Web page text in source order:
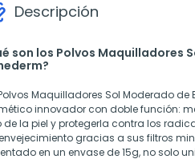
Descripción
son los Polvos Maquilladores
Maquilladores Sol Moderado
innovador con doble función:
de la piel y protegerla contra los
gracias a sus filtros
en un envase de 15g, no solo